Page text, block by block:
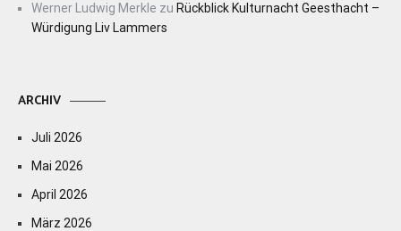
Werner Ludwig Merkle zu Rückblick Kulturnacht Geesthacht –
Würdigung Liv Lammers
ARCHIV
Juli 2026
Mai 2026
April 2026
März 2026